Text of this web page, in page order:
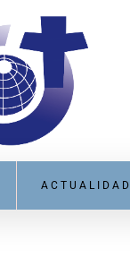
ACTUALIDAD